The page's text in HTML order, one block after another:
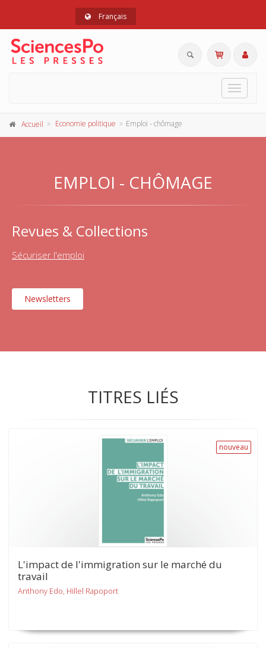
Français
Toggle
Accueil Economie politique Emploi - chômage
EMPLOI - CHÔMAGE
Revues & Collections
Sécuriser l'emploi
Newsletters
TITRES LIÉS
nouveau
L'impact de l'immigration sur le marché du
travail
Anthony Edo, Hillel Rapoport